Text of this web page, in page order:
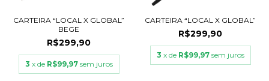
CARTEIRA “LOCAL X GLOBAL”
BEGE
R$299,90
3 x de R$99,97 sem juros
CARTEIRA “LOCAL X GLOBAL”
R$299,90
3 x de R$99,97 sem juros